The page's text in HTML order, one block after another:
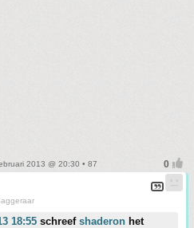
2013 @ 20:30 • 87
18:55 schreef shaderon het